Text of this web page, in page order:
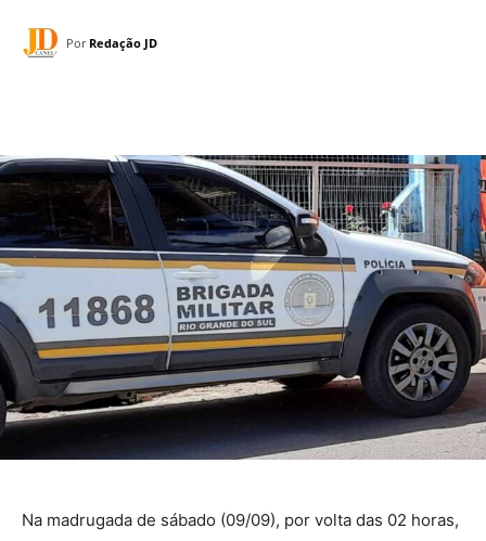
Por Redação JD
Na madrugada de sábado (09/09), por volta das 02 horas,